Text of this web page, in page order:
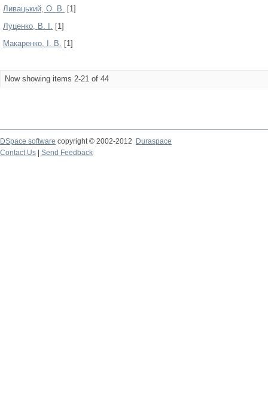
Ливацький, О. В. [1]
Луценко, В. І. [1]
Макаренко, І. В. [1]
Now showing items 2-21 of 44
DSpace software copyright © 2002-2012
Duraspace
Contact Us
Send Feedback